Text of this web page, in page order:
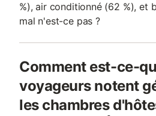
%), air conditionné (62 %), et
mal n'est-ce pas ?
Comment est-ce-
voyageurs notent
les chambres